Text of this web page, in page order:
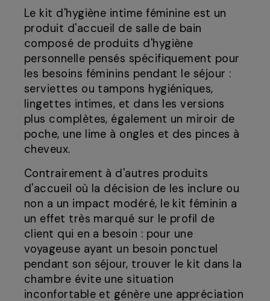
Le kit d'hygiène intime féminine est un
produit d'accueil de salle de bain
composé de produits d'hygiène
personnelle pensés spécifiquement pour
les besoins féminins pendant le séjour :
serviettes ou tampons hygiéniques,
lingettes intimes, et dans les versions
plus complètes, également un miroir de
poche, une lime à ongles et des pinces à
cheveux.
Contrairement à d'autres produits
d'accueil où la décision de les inclure ou
non a un impact modéré, le kit féminin a
un effet très marqué sur le profil de
client qui en a besoin : pour une
voyageuse ayant un besoin ponctuel
pendant son séjour, trouver le kit dans la
chambre évite une situation
inconfortable et génère une appréciation